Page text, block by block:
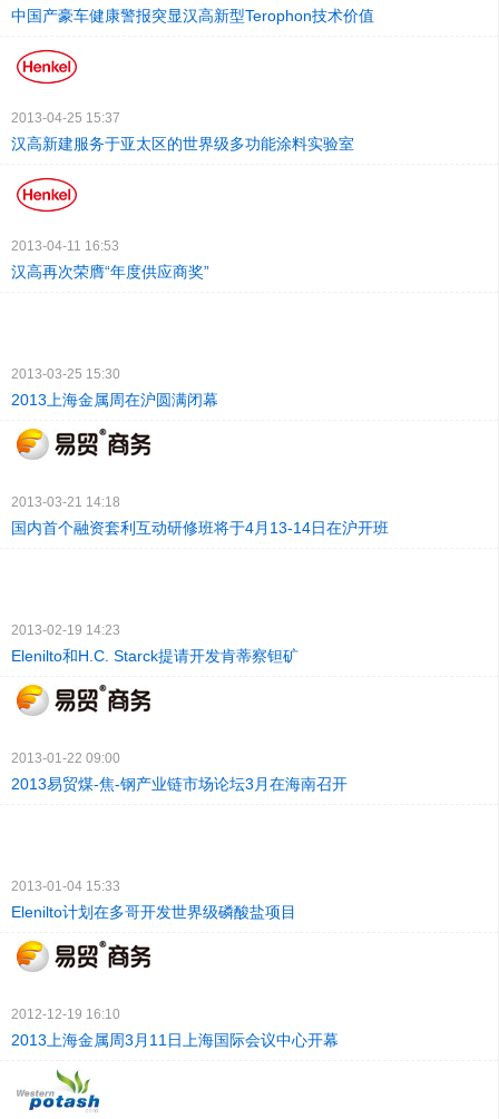
中国产豪车健康警报突显汉高新型Terophon技术价值
2013-04-25 15:37
汉高新建服务于亚太区的世界级多功能涂料实验室
2013-04-11 16:53
汉高再次荣膺“年度供应商奖”
2013-03-25 15:30
2013上海金属周在沪圆满闭幕
2013-03-21 14:18
国内首个融资套利互动研修班将于4月13-14日在沪开班
2013-02-19 14:23
Elenilto和H.C. Starck提请开发肯蒂察钽矿
2013-01-22 09:00
2013易贸煤-焦-钢产业链市场论坛3月在海南召开
2013-01-04 15:33
Elenilto计划在多哥开发世界级磷酸盐项目
2012-12-19 16:10
2013上海金属周3月11日上海国际会议中心开幕